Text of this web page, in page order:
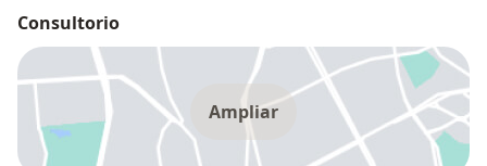
Consultorio
Ampliar